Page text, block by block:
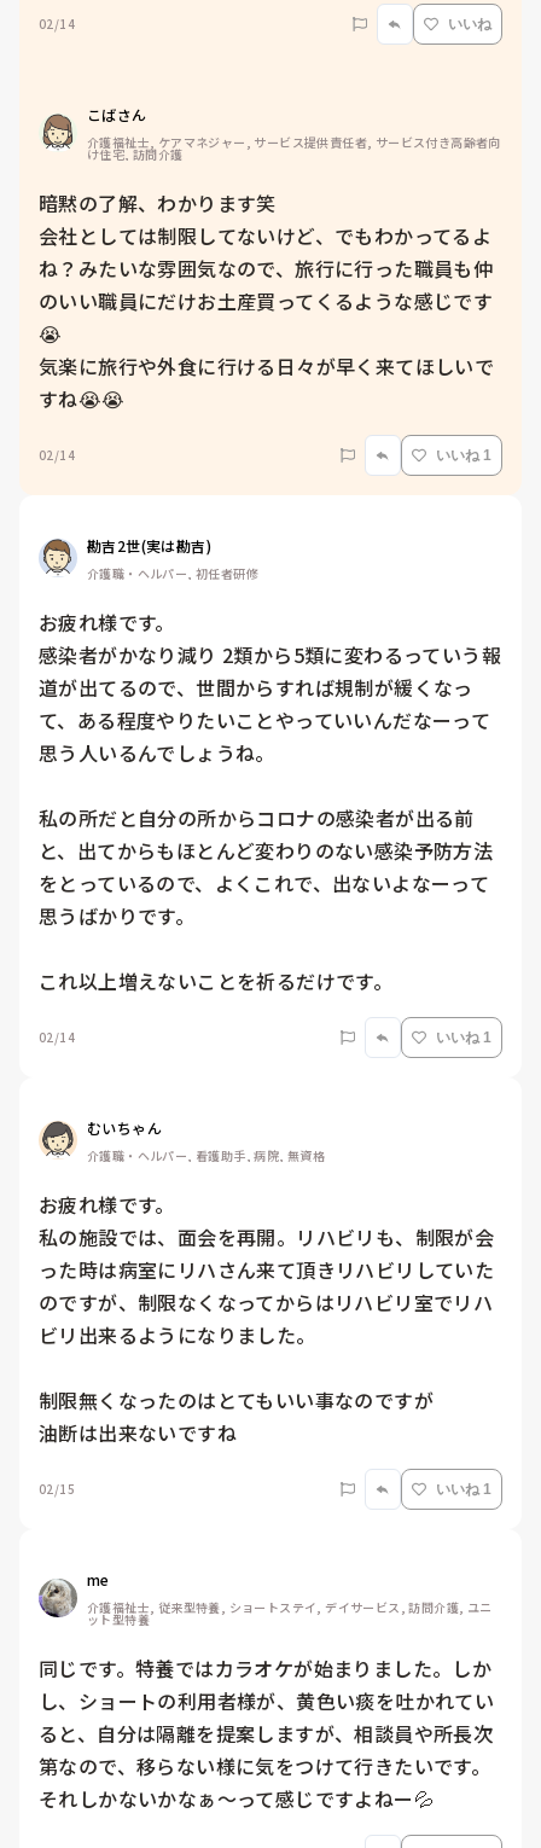
02/14 いいね
こばさん
介護福祉士, ケアマネジャー, サービス提供責任者, サービス付き高齢者向
け住宅, 訪問介護
暗黙の了解、わかります笑
会社としては制限してないけど、でもわかってるよ
ね？みたいな雰囲気なので、旅行に行った職員も仲
のいい職員にだけお土産買ってくるような感じです
😭
気楽に旅行や外食に行ける日々が早く来てほしいで
すね😭😭
02/14 いいね 1
勘吉2世(実は勘吉)
介護職・ヘルパー, 初任者研修
お疲れ様です。
感染者がかなり減り 2類から5類に変わるっていう報
道が出てるので、世間からすれば規制が緩くなっ
て、ある程度やりたいことやっていいんだなーって
思う人いるんでしょうね。
私の所だと自分の所からコロナの感染者が出る前
と、出てからもほとんど変わりのない感染予防方法
をとっているので、よくこれで、出ないよなーって
思うばかりです。
これ以上増えないことを祈るだけです。
02/14 いいね 1
むいちゃん
介護職・ヘルパー, 看護助手, 病院, 無資格
お疲れ様です。
私の施設では、面会を再開。リハビリも、制限が会
った時は病室にリハさん来て頂きリハビリしていた
のですが、制限なくなってからはリハビリ室でリハ
ビリ出来るようになりました。
制限無くなったのはとてもいい事なのですが
油断は出来ないですね
02/15 いいね 1
me
介護福祉士, 従来型特養, ショートステイ, デイサービス, 訪問介護, ユニ
ット型特養
同じです。特養ではカラオケが始まりました。しか
し、ショートの利用者様が、黄色い痰を吐かれてい
ると、自分は隔離を提案しますが、相談員や所長次
第なので、移らない様に気をつけて行きたいです。
それしかないかなぁ〜って感じですよねー💦